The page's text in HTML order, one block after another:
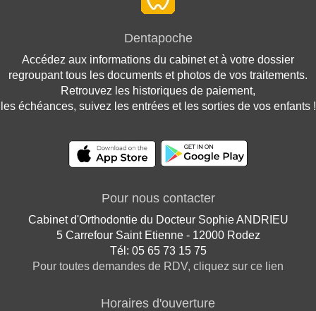
Dentapoche
Accédez aux informations du cabinet et à votre dossier
regroupant tous les documents et photos de vos traitements.
Retrouvez les historiques de paiement,
les échéances, suivez les entrées et les sorties de vos enfants !
Pour nous contacter
Cabinet d'Orthodontie du Docteur Sophie ANDRIEU
5 Carrefour Saint Etienne - 12000 Rodez
Tél: 05 65 73 15 75
Pour toutes demandes de RDV, cliquez sur ce lien
Horaires d'ouverture